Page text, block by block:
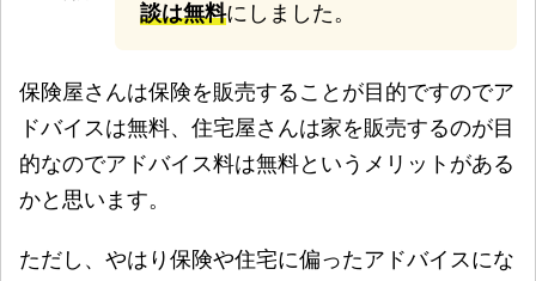
談は無料にしました。
保険屋さんは保険を販売することが目的ですのでア
ドバイスは無料、住宅屋さんは家を販売するのが目
的なのでアドバイス料は無料というメリットがある
かと思います。
ただし、やはり保険や住宅に偏ったアドバイスにな